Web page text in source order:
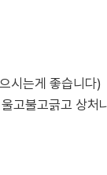
시는게 좋습니다)
고불고긁고 상처